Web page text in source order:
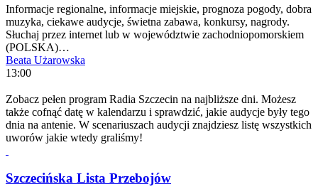
Informacje regionalne, informacje miejskie, prognoza pogody, dobra
muzyka, ciekawe audycje, świetna zabawa, konkursy, nagrody.
Słuchaj przez internet lub w województwie zachodniopomorskiem
(POLSKA)…
Beata Użarowska
13:00
Zobacz pełen program Radia Szczecin na najbliższe dni. Możesz
także cofnąć datę w kalendarzu i sprawdzić, jakie audycje były tego
dnia na antenie. W scenariuszach audycji znajdziesz listę wszystkich
uworów jakie wtedy graliśmy!
Szczecińska Lista Przebojów